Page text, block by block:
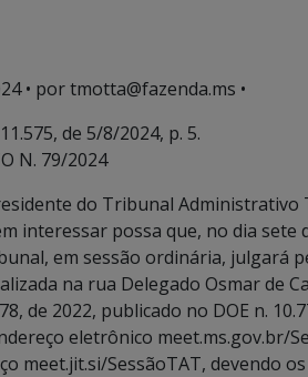
• por tmotta@fazenda.ms •
de 5/8/2024, p. 5.
N. 79/2024
do Tribunal
interessar possa que, no dia
em sessão ordinária, julgará
na rua Delegado Osmar de
de 2022, publicado no DOE n.
eletrônico meet.ms.gov.br/
meet.jit.si/SessãoTAT, devendo